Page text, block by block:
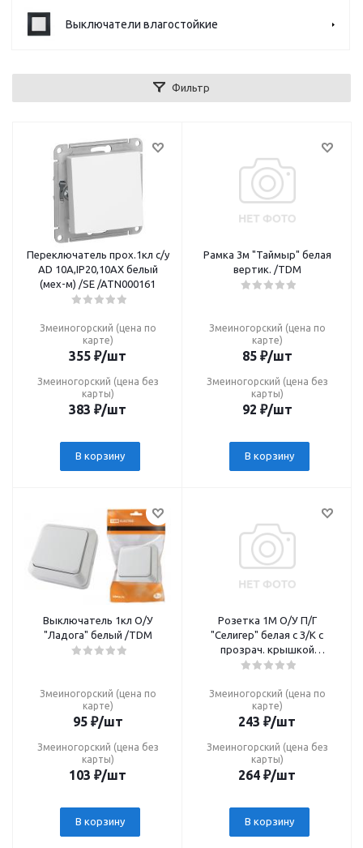
Выключатели влагостойкие
Фильтр
Переключатель прох.1кл с/у
AD 10A,IP20,10AX белый
(мех-м) /SE /ATN000161
Змеиногорский (цена по
карте)
355 ₽/шт
Змеиногорский (цена без
карты)
383 ₽/шт
В корзину
Рамка 3м "Таймыр" белая
вертик. /TDM
Змеиногорский (цена по
карте)
85₽/шт
Змеиногорский (цена без
карты)
92 ₽/шт
В корзину
Выключатель 1кл О/У
"Ладога" белый /TDM
Змеиногорский (цена по
карте)
95₽/шт
Змеиногорский (цена без
карты)
103 ₽/шт
В корзину
Розетка 1М О/У П/Г
"Селигер" белая c З/К с
прозрач. крышкой
/IP54/TDM
Змеиногорский (цена по
карте)
243 ₽/шт
Змеиногорский (цена без
карты)
264 ₽/шт
В корзину